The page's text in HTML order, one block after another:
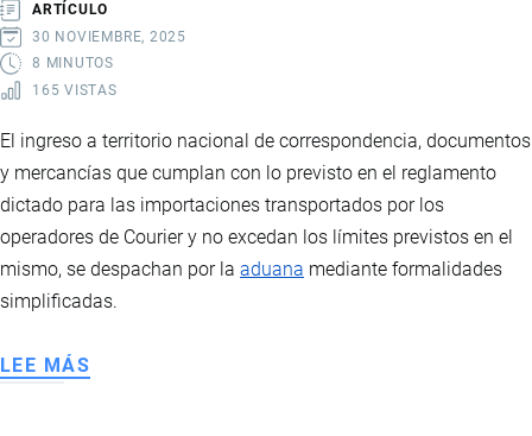
ARTÍCULO
30 NOVIEMBRE, 2025
8 MINUTOS
165 VISTAS
El ingreso a territorio nacional de correspondencia, documentos
y mercancías que cumplan con lo previsto en el reglamento
dictado para las importaciones transportados por los
operadores de Courier y no excedan los límites previstos en el
mismo, se despachan por la aduana mediante formalidades
simplificadas.
LEE MÁS